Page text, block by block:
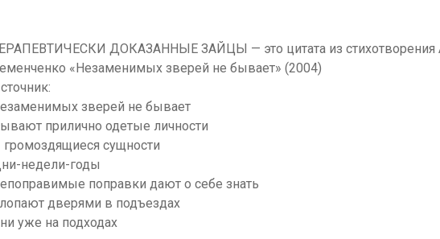
ДОКАЗАННЫЕ ЗАЙЦЫ — это цитата из стихотворения
«Незаменимых зверей не бывает» (2004)
зверей не бывает
прилично одетые личности
громоздящиеся сущности
недели-годы
поправки дают о себе знать
дверями в подъездах
уже на подходах